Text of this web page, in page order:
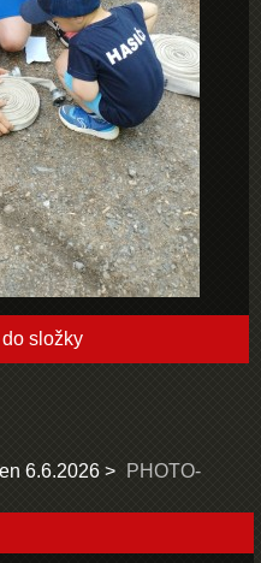
složky
6.6.2026
PHOTO-